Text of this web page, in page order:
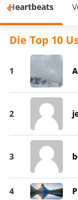
Heartbeats
Die Top 10
1
2
3
4